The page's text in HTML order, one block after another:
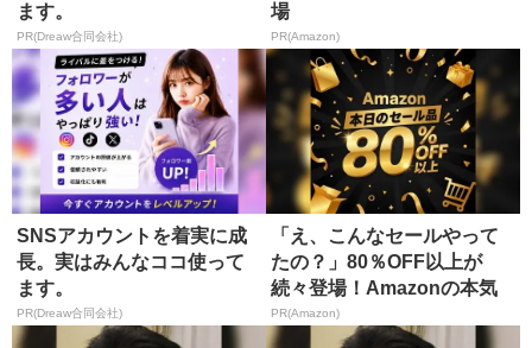
ます。
PR(Dreaw合同会社)
場
PR(Amazon)
SNSアカウントを着実に成
長。実はみんなココ使って
ます。
PR(Dreaw合同会社)
「え、こんなセールやって
たの？」80％OFF以上が
続々登場！Amazonの本気
が...
PR(Amazon)